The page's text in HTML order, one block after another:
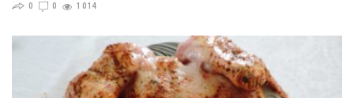
0 0 1 014